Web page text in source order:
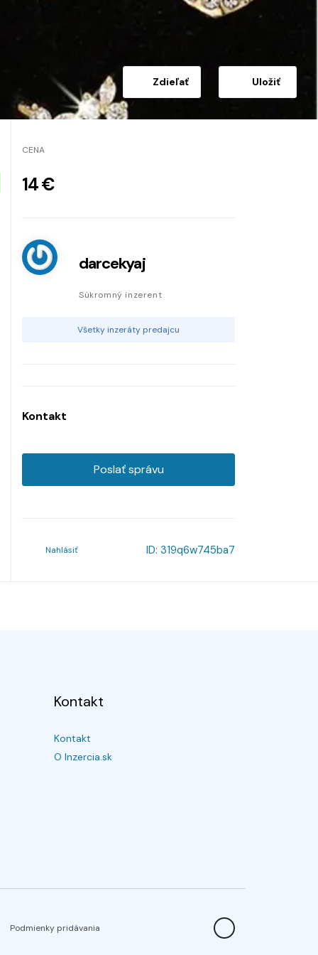
Zdieľať Uložiť
CENA
14 €
darcekyaj
Súkromný inzerent
Všetky inzeráty predajcu
Kontakt
Poslať správu
Nahlásiť ID: 319q6w745ba7
Kontakt
Kontakt
O Inzercia.sk
Podmienky pridávania